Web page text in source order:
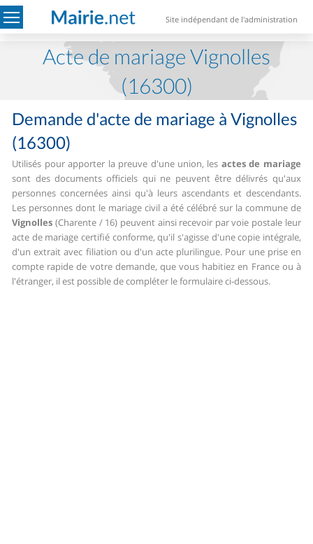
Site indépendant de l'administration
Acte de mariage Vignolles
(16300)
Demande d'acte de mariage à Vignolles
(16300)
Utilisés pour apporter la preuve d'une union, les actes de mariage
sont des documents officiels qui ne peuvent être délivrés qu'aux
personnes concernées ainsi qu'à leurs ascendants et descendants.
Les personnes dont le mariage civil a été célébré sur la commune de
Vignolles (Charente / 16) peuvent ainsi recevoir par voie postale leur
acte de mariage certifié conforme, qu'il s'agisse d'une copie intégrale,
d'un extrait avec filiation ou d'un acte plurilingue. Pour une prise en
compte rapide de votre demande, que vous habitiez en France ou à
l'étranger, il est possible de compléter le formulaire ci-dessous.